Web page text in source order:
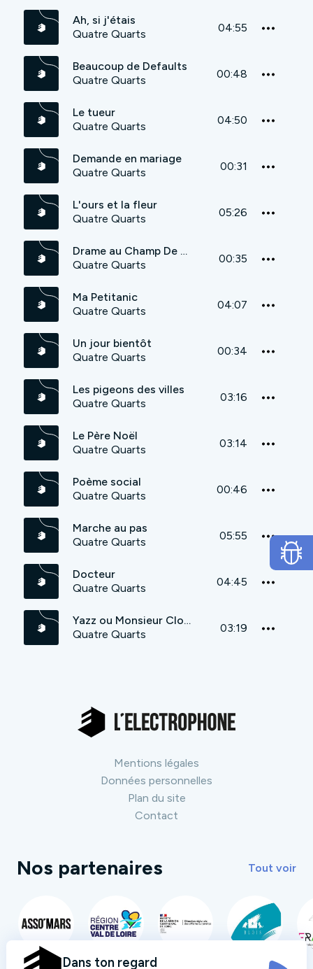
Ah, si j'étais
Quatre Quarts
04:55
Beaucoup de Defaults
Quatre Quarts
00:48
Le tueur
Quatre Quarts
04:50
Demande en mariage
Quatre Quarts
00:31
L'ours et la fleur
Quatre Quarts
05:26
Drame au Champ De Mars
Quatre Quarts
00:35
Ma Petitanic
Quatre Quarts
04:07
Un jour bientôt
Quatre Quarts
00:34
Les pigeons des villes
Quatre Quarts
03:16
Le Père Noël
Quatre Quarts
03:14
Poème social
Quatre Quarts
00:46
Marche au pas
Quatre Quarts
05:55
Docteur
Quatre Quarts
04:45
Yazz ou Monsieur Clown
Quatre Quarts
03:19
Mentions légales
Données personnelles
Plan du site
Contact
Nos partenaires Tout voir
Dans ton regard